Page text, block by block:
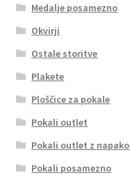
Medalje posamezno
Okvirji
Ostale storitve
Plakete
Ploščice za pokale
Pokali outlet
Pokali outlet z napako
Pokali posamezno